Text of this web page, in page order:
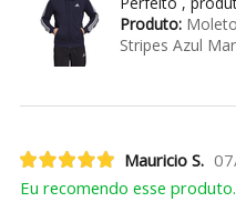
Produto:
Stripes Azul
Mauricio S.
Eu recomendo esse produto.